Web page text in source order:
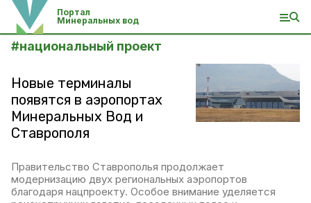
Портал
Минеральных вод
#национальный проект
Новые терминалы
появятся в аэропортах
Минеральных Вод и
Ставрополя
Правительство Ставрополья продолжает
модернизацию двух региональных аэропортов
благодаря нацпроекту. Особое внимание уделяется